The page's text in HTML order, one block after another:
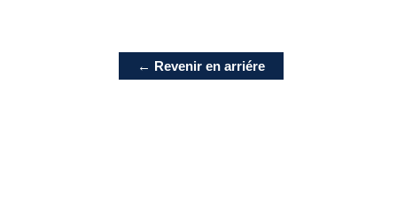
← Revenir en arriére